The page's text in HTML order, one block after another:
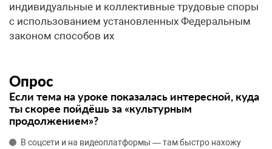
индивидуальные и коллективные трудовые споры
с использованием установленных Федеральным
законом способов их
Опрос
Если тема на уроке показалась интересной, куда
ты скорее пойдёшь за «культурным
продолжением»?
В соцсети и на видеоплатформы — там быстро нахожу